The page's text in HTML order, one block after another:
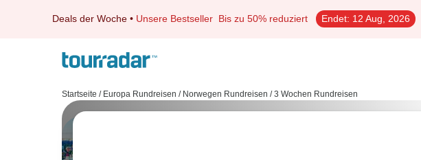
Deals der Woche • Unsere Bestseller Bis zu 50% reduziert Endet: 12 Aug, 2026
Startseite / Europa Rundreisen / Norwegen Rundreisen / 3 Wochen Rundreisen